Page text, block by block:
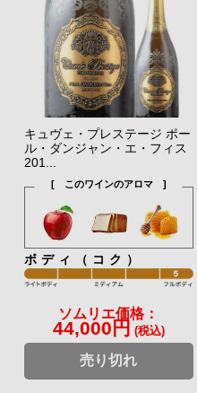
キュヴェ・プレステージ ポー
ル・ダンジャン・エ・フィス
201...
[ このワインのアロマ ]
ボディ（コク）
ソムリエ価格：
44,000円 (税込)
売り切れ